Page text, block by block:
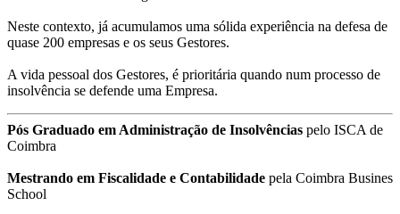
Neste contexto, já acumulamos uma sólida experiência na defesa de
quase 200 empresas e os seus Gestores.
A vida pessoal dos Gestores, é prioritária quando num processo de
insolvência se defende uma Empresa.
Pós Graduado em Administração de Insolvências pelo ISCA de
Coimbra
Mestrando em Fiscalidade e Contabilidade pela Coimbra Busines
School